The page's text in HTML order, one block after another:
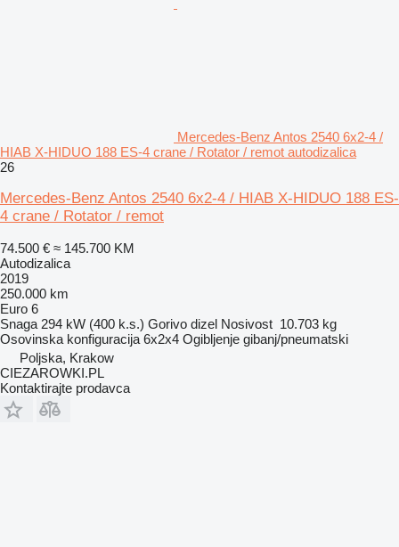
Mercedes-Benz Antos 2540 6x2-4 /
HIAB X-HIDUO 188 ES-4 crane / Rotator / remot autodizalica
26
Mercedes-Benz Antos 2540 6x2-4 / HIAB X-HIDUO 188 ES-
4 crane / Rotator / remot
74.500 € ≈ 145.700 KM
Autodizalica
2019
250.000 km
Euro 6
Snaga 294 kW (400 k.s.) Gorivo dizel Nosivost 10.703 kg
Osovinska konfiguracija 6x2x4 Ogibljenje gibanj/pneumatski
Poljska, Krakow
CIEZAROWKI.PL
Kontaktirajte prodavca